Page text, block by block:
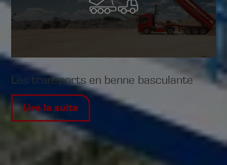
Les transports en benne basculante
Lire la suite